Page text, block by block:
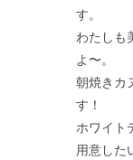
す。
わたしも
よ〜。
朝焼きカ
す！
ホワイト
用意した